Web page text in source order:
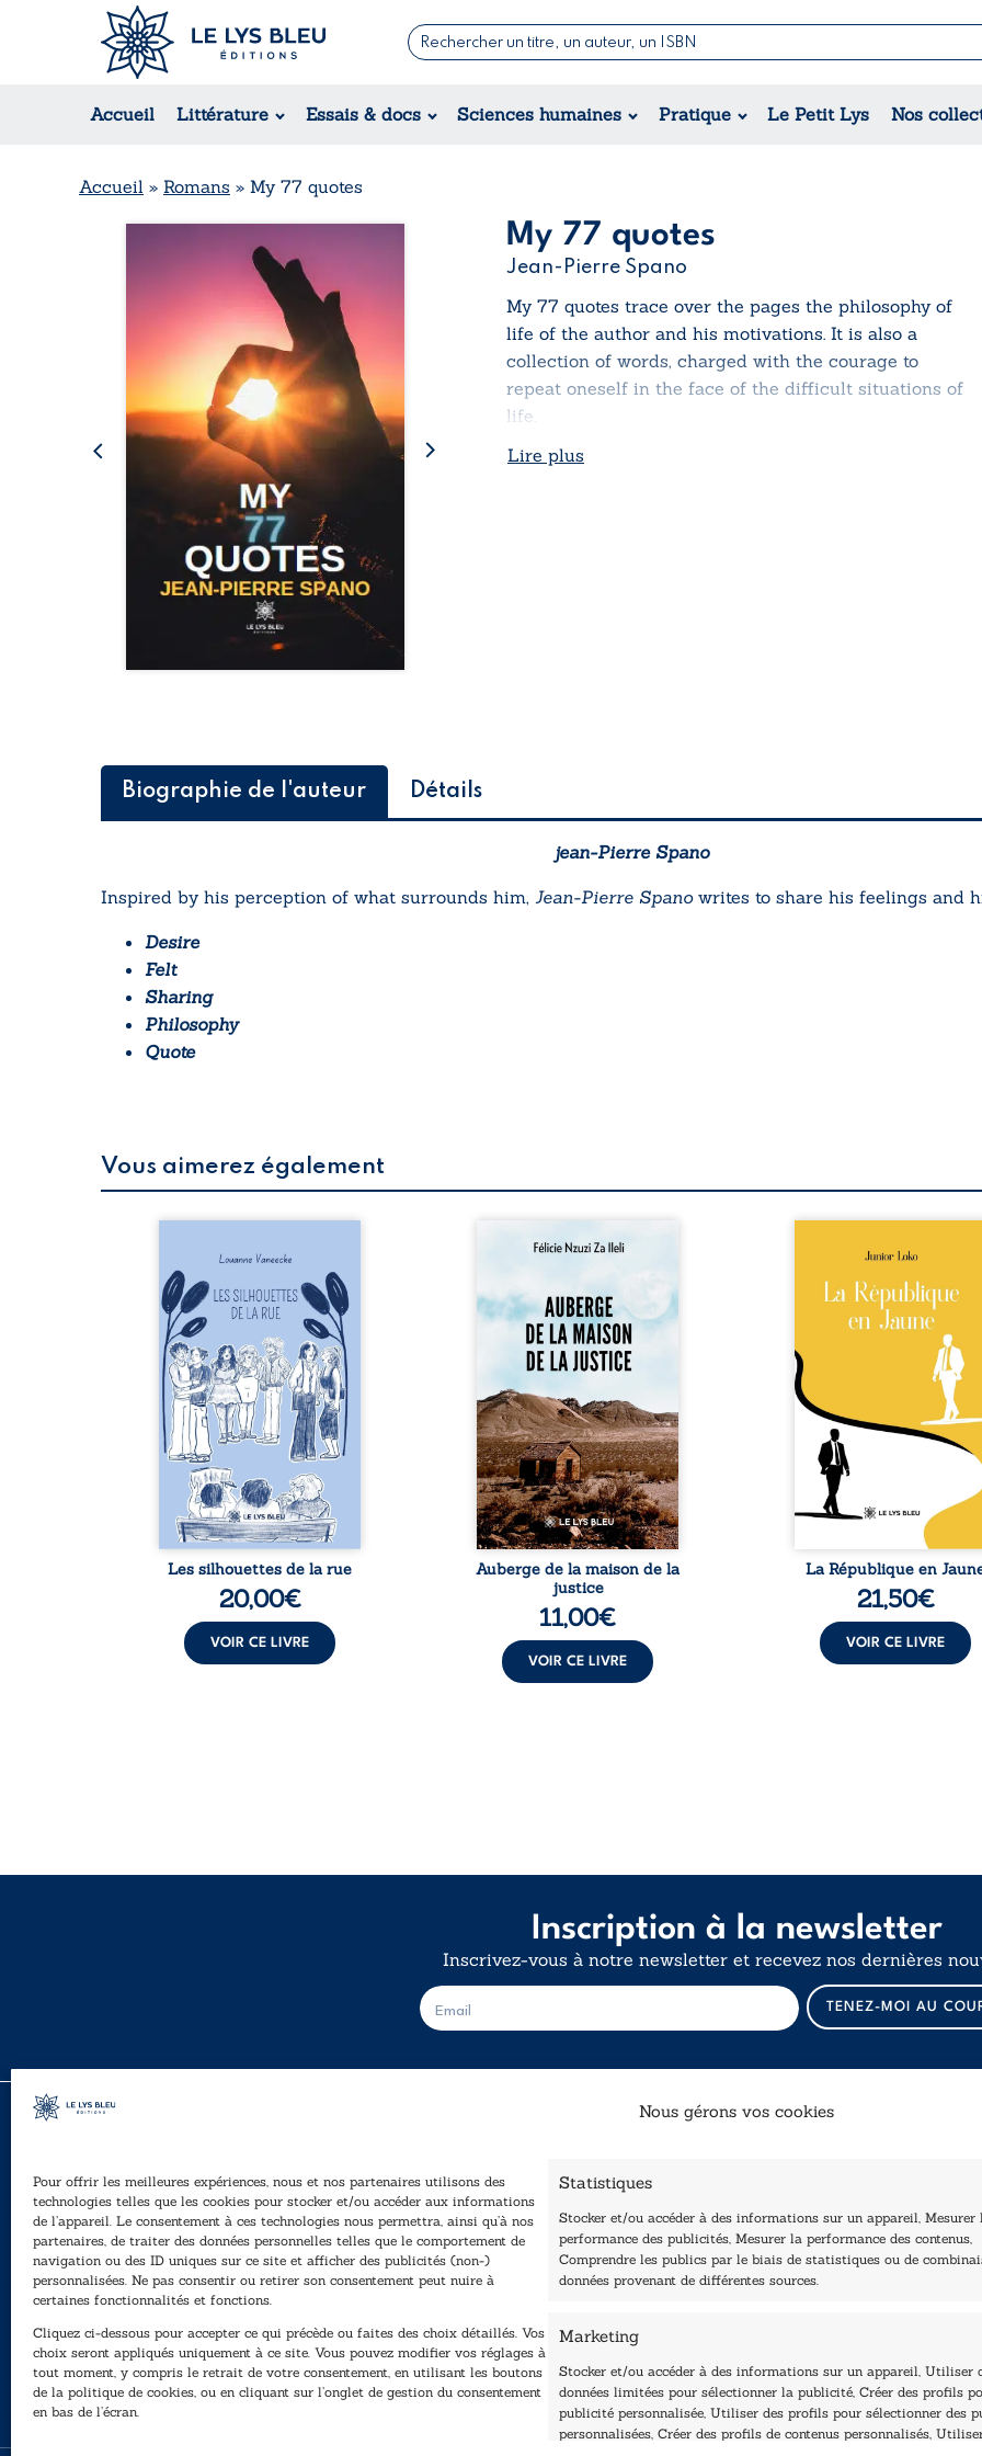
Nous gérons vos cookies
Pour offrir les meilleures expériences, nous et nos partenaires utilisons des
technologies telles que les cookies pour stocker et/ou accéder aux informations
de l’appareil. Le consentement à ces technologies nous permettra, ainsi qu’à nos
partenaires, de traiter des données personnelles telles que le comportement de
navigation ou des ID uniques sur ce site et afficher des publicités (non-)
personnalisées. Ne pas consentir ou retirer son consentement peut nuire à
certaines fonctionnalités et fonctions.
Cliquez ci-dessous pour accepter ce qui précède ou faites des choix détaillés. Vos
choix seront appliqués uniquement à ce site. Vous pouvez modifier vos réglages à
tout moment, y compris le retrait de votre consentement, en utilisant les boutons
de la politique de cookies, ou en cliquant sur l’onglet de gestion du consentement
en bas de l’écran.
Statistiques
Stocker et/ou accéder à des informations sur un appareil, Mesurer
performance des publicités, Mesurer la performance des contenus,
Comprendre les publics par le biais de statistiques ou de
données provenant de différentes sources.
Marketing
Stocker et/ou accéder à des informations sur un appareil, Utiliser
données limitées pour sélectionner la publicité, Créer des profils
publicité personnalisée, Utiliser des profils pour sélectionner des
personnalisées, Créer des profils de contenus personnalisés,
Accueil Littérature Essais & docs Sciences humaines Pratique Le Petit Lys Nos
Romans
Suspense / Thriller / Policier
Romance
Jeunesse
Nouvelles & Contes
Théâtre
Accueil » Romans » My 77 quotes
My 77 quotes
Jean-Pierre Spano
My 77 quotes trace over the pages the philosophy of
life of the author and his motivations. It is also a
collection of words, charged with the courage to
repeat oneself in the face of the difficult situations of
life.
Lire plus
Biographie de l'auteur Détails
jean-Pierre Spano
Inspired by his perception of what surrounds him, Jean-Pierre Spanowrites to share his feelings and
Desire
Felt
Sharing
Philosophy
Quote
Vous aimerez également
donne la parole à six
personnages ordinaires,
traversés par des pensées,
des émotions et des silences
qui pourraient appartenir à
chacun de nous. À travers
leurs parcours, ce roman
invite à porter un regard
différent sur celles et ceux
qui nous entourent, à deviner
ce qui se cache derrière les
apparences et à s’ouvrir au
fourmillement sensible de
notre ...
Les silhouettes de la rue
20,00€
VOIR CE LIVRE
Auberge de la maison de la
parcours exemplaire de
Mbala Zi Nkuaku Lema Félix.
Magistrat intègre, fervent
défenseur des droits
humains et de
l’indépendance judiciaire, il
voit sa carrière de trente-
quatre ans brutalement
brisée par une révocation
arbitraire en 2009, plongeant
sa vie dans un chaos
matériel et moral. À ...
Auberge de la maison de la
justice
11,00€
VOIR CE LIVRE
Congo, la naissance
jumeaux de races
bouleverse l’ordre
Senior est Noir et Junior
Blanc, bien que nés
couple de Noirs. Très
l’événement attire les
internationaux et
le bébé blanc en une
emblématique
investie, selon certains,
mission
Cependant, sous couvert
La République en
21,50€
VOIR CE LIVRE
Inscription à la newsletter
Inscrivez-vous à notre newsletter et recevez nos dernières
m
E
-
m
TENEZ-MOI AU
40, rue du Louvre 75001 Paris
01 76 50 38 88
Horaires du standard
De mardi à vendredi :
9h - 12h et 13h30 - 16h30
Lundi, samedi et dimanche : fermé
Accueil
Être édité
Contactez-nous
Les Plumes du Lys Bleu
Prix sciences humaines
Nos collections
Nos auteurs
Essai & docs
Sciences humaines